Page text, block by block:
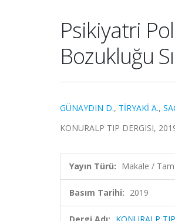
Psikiyatri
Bozukluğu
GÜNAYDIN D., TİRYAKİ A.,
KONURALP TIP DERGISI,
Yayın Türü: Makale /
Basım Tarihi: 2019